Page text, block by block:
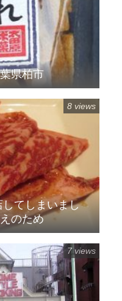
県柏市
てしまいまし
のため
8 views
7 views